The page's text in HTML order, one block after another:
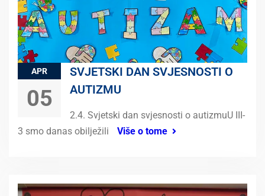
APR
05
SVJETSKI DAN SVJESNOSTI O
AUTIZMU
2.4. Svjetski dan svjesnosti o autizmuU III-
3 smo danas obilježili
Više o tome